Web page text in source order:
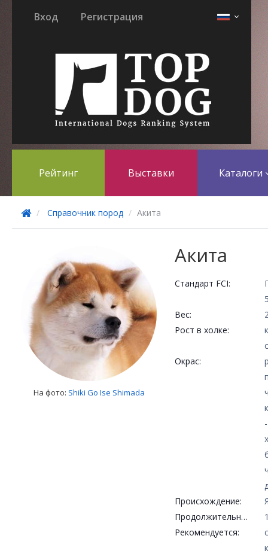
Вход Регистрация
Рейтинг Выставки Каталоги
Справочник пород Акита
На фото: Shiki Go Ise Shimada
Акита
Стандарт FCI:
Вес:
Рост в холке:
Окрас:
Происхождение:
Продолжительность жизни:
Рекомендуется: